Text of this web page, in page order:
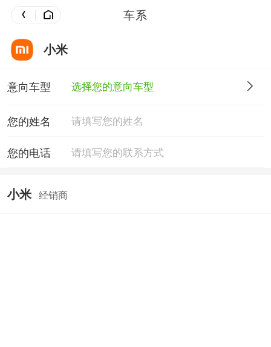
车系
小米
意向车型 选择您的意向车型
您的姓名
您的电话
小米 经销商